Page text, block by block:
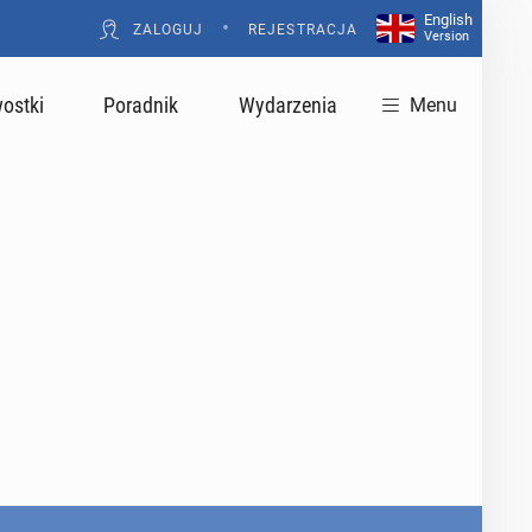
ZALOGUJ • REJESTRACJA
English
Version
Poradnik Wydarzenia Menu